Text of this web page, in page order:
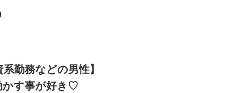
勤務などの男性】
かす事が好き♡